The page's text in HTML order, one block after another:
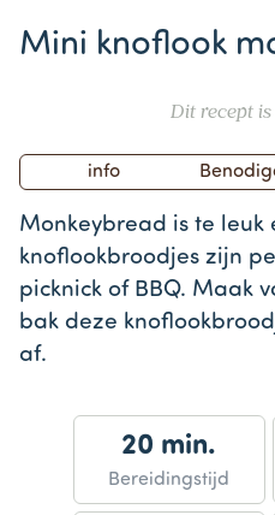
Mini knoflook
Dit recept
of
info
Monkeybread is te leuk
knoflookbroodjes zijn
picknick of BBQ. Maak
bak deze
af.
20 min.
Bereidingstijd